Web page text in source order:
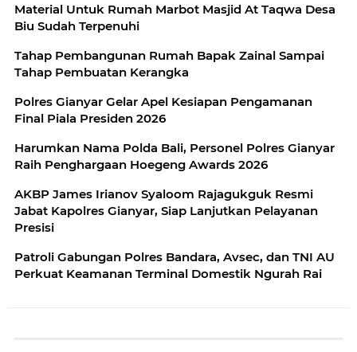
Material Untuk Rumah Marbot Masjid At Taqwa Desa
Biu Sudah Terpenuhi
Tahap Pembangunan Rumah Bapak Zainal Sampai
Tahap Pembuatan Kerangka
Polres Gianyar Gelar Apel Kesiapan Pengamanan
Final Piala Presiden 2026
Harumkan Nama Polda Bali, Personel Polres Gianyar
Raih Penghargaan Hoegeng Awards 2026
AKBP James Irianov Syaloom Rajagukguk Resmi
Jabat Kapolres Gianyar, Siap Lanjutkan Pelayanan
Presisi
Patroli Gabungan Polres Bandara, Avsec, dan TNI AU
Perkuat Keamanan Terminal Domestik Ngurah Rai